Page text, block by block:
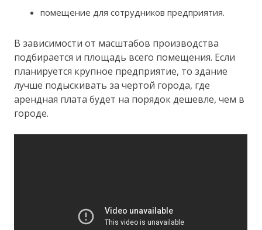
помещение для сотрудников предприятия.
В зависимости от масштабов производства
подбирается и площадь всего помещения. Если
планируется крупное предприятие, то здание
лучше подыскивать за чертой города, где
арендная плата будет на порядок дешевле, чем в
городе.